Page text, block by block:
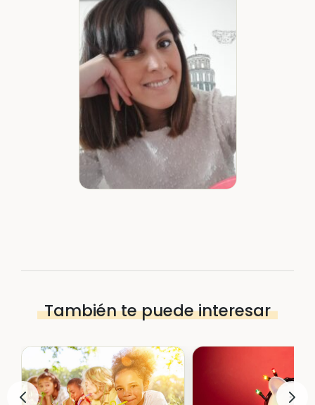
También te puede interesar